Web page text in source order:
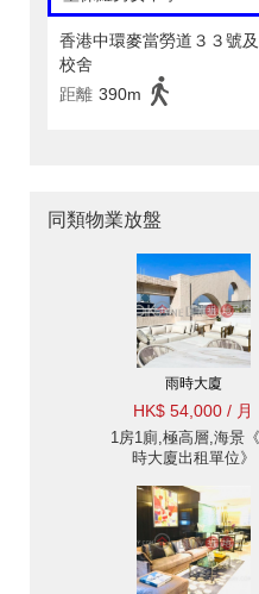
香港中環麥當勞道３３號
校舍
距離 390m
同類物業放盤
雨時大廈
HK$ 54,000 / 月
1房1廁,極高層,海景
時大廈出租單位》